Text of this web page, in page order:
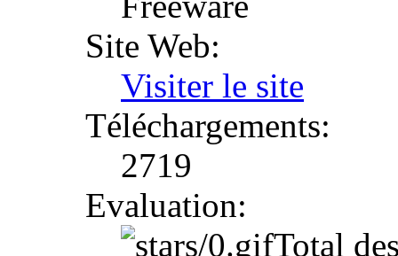
Site Web:
Visiter le site
Téléchargements:
2719
Evaluation:
Total